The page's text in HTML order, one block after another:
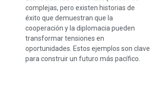
complejas, pero existen historias de
éxito que demuestran que la
cooperación y la diplomacia pueden
transformar tensiones en
oportunidades. Estos ejemplos son clave
para construir un futuro más pacífico.